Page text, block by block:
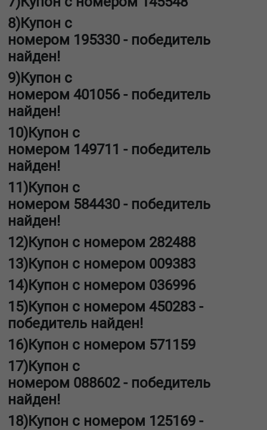
8)Купон с
номером 195330 - победитель
найден!
9)Купон с
номером 401056- победитель
найден!
10)Купон с
номером 149711 - победитель
найден!
11)Купон с
номером 584430 - победитель
найден!
12)Купон с номером 282488
13)Купон с номером 009383
14)Купон с номером 036996
15)Купон с номером 450283 -
победитель найден!
16)Купон с номером 571159
17)Купон с
номером 088602- победитель
найден!
18)Купон с номером 125169 -